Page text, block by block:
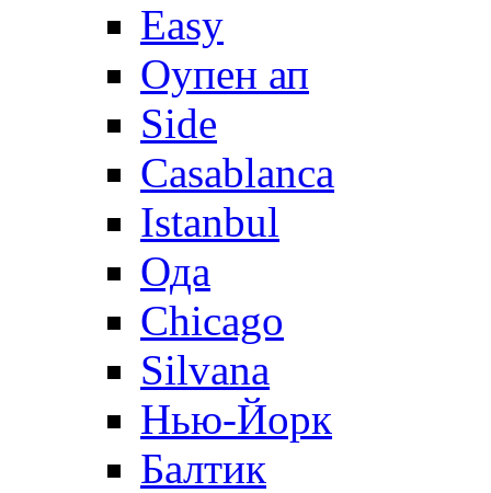
Easy
Оупен ап
Side
Casablanca
Istanbul
Ода
Chicago
Silvana
Нью-Йорк
Балтик